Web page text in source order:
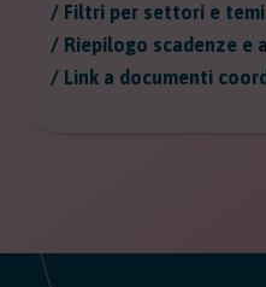
/ Filtri per settori e
/ Riepilogo scadenze e
/ Link a documenti